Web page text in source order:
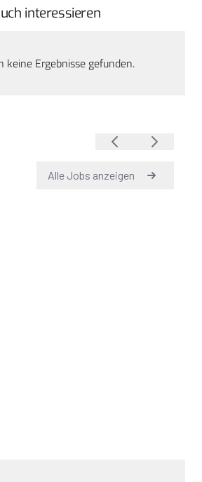
interessieren
keine Ergebnisse gefunden.